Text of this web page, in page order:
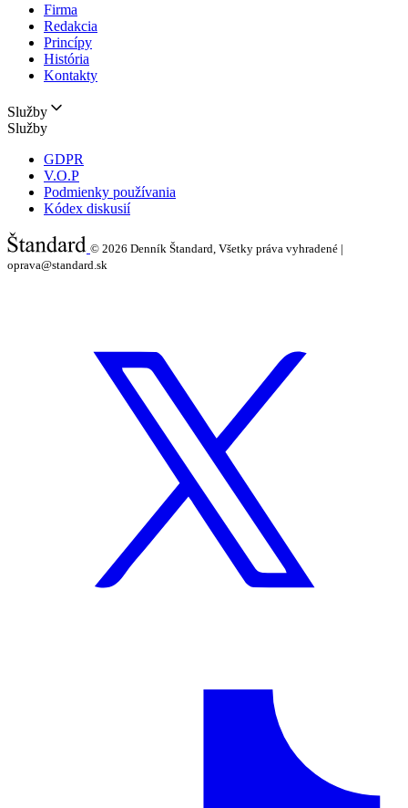
Firma
Redakcia
Princípy
História
Kontakty
Služby
Služby
GDPR
V.O.P
Podmienky používania
Kódex diskusií
© 2026 Denník Štandard, Všetky práva vyhradené |
oprava@standard.sk